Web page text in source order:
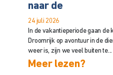
naar de
24 juli 2026
In de vakantieperiode gaan de
Droomrijk op avontuur in de
weer is, zijn we veel buiten te...
Meer lezen?